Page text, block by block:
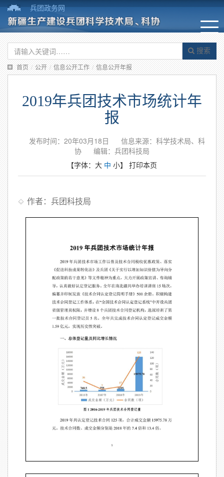
兵团政务网
搜索
首页 / 公开 / 信息公开工作 / 信息公开年报
2019年兵团技术市场统计年
报
发布时间：20年03月18日
信息来源：科学技术局、科
协
编辑：兵团科技局
【字体： 大 中 小】 打印本页
作者：兵团科技局